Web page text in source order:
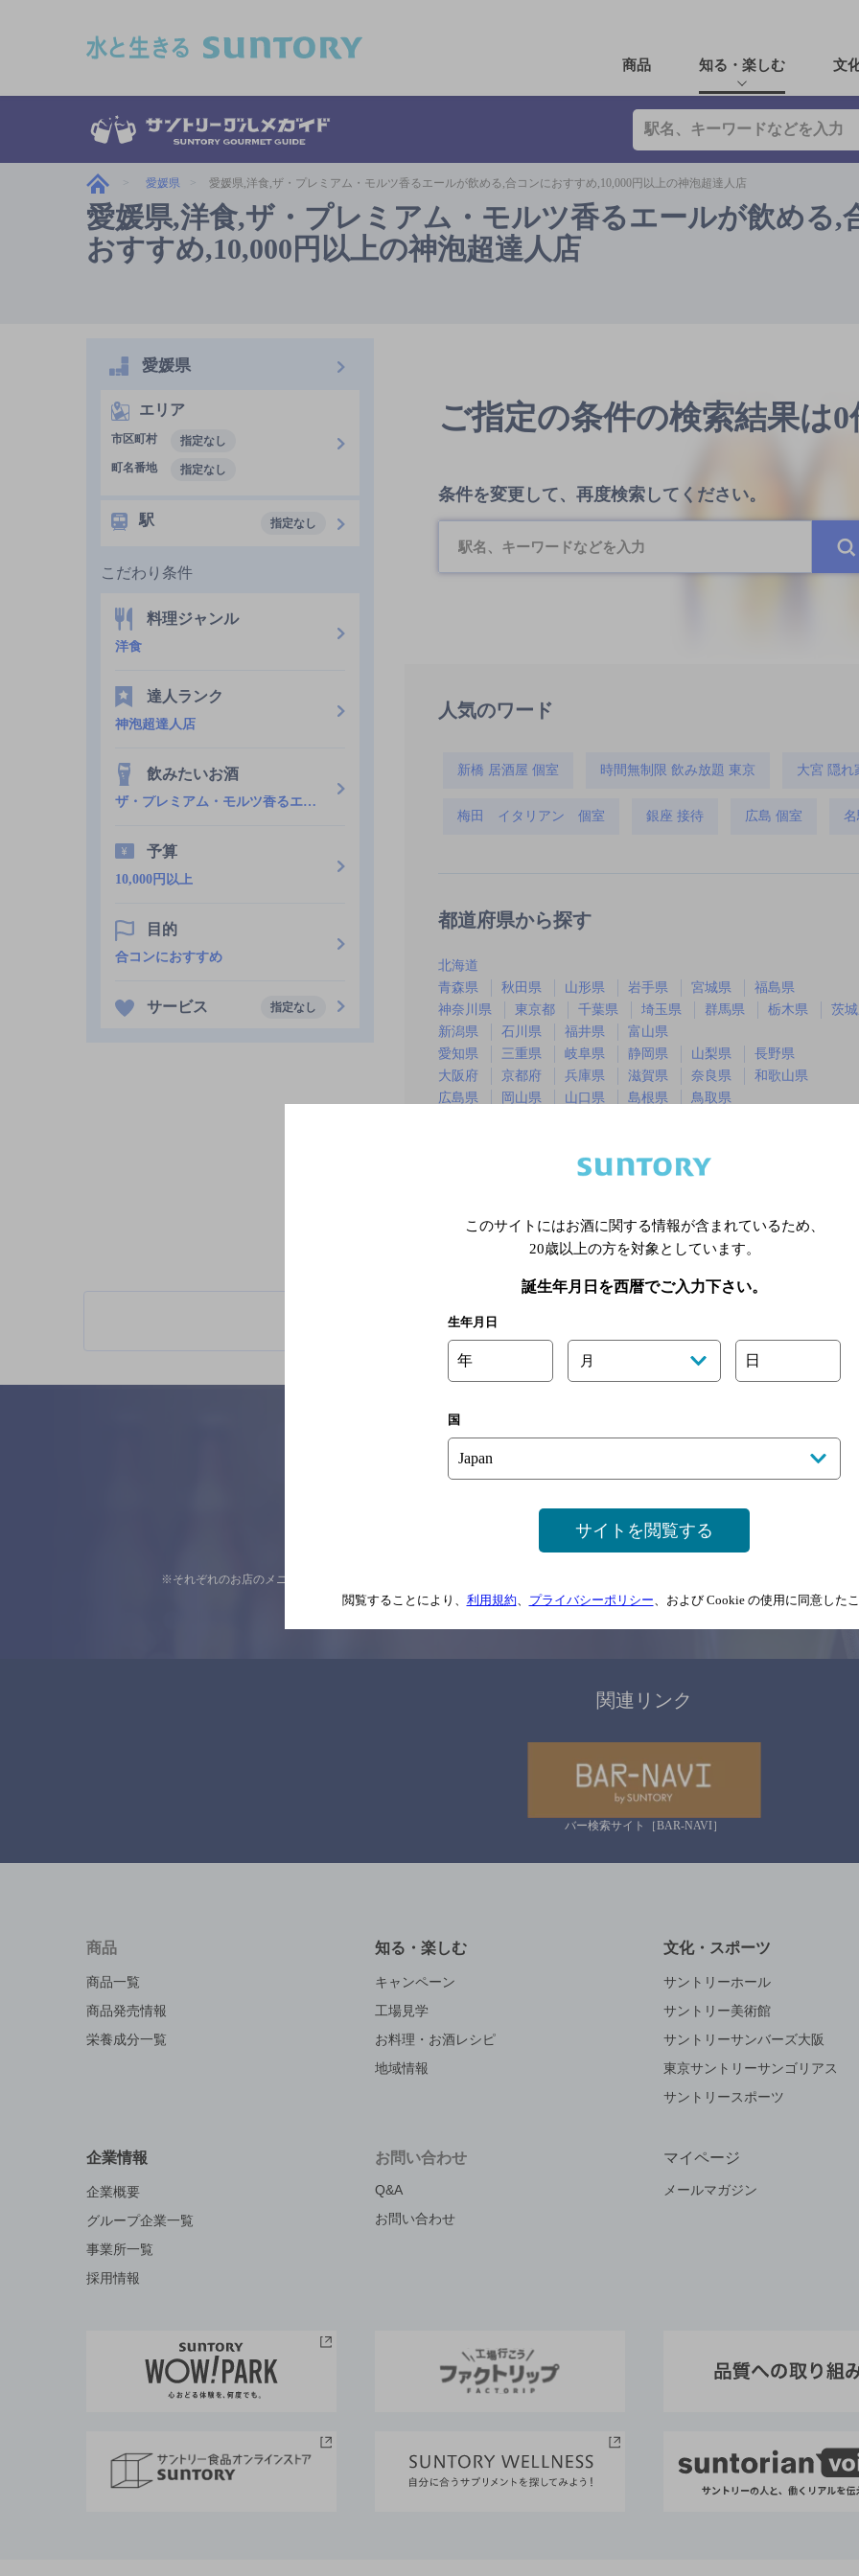
商品 知る・楽しむ 文
愛媛県 愛媛県,洋食,ザ・プレミアム・モルツ香るエールが飲める,合コンにおすすめ,10,000円以上の神泡超達人店
愛媛県,洋食,ザ・プレミアム・モルツ香るエールが飲める,
おすすめ,10,000円以上の神泡超達人店
ご指定の条件の検索結果は0
条件を変更して、再度検索してください。
人気のワード
新橋 居酒屋 個室 時間無制限 飲み放題 東京 大宮 隠れ
梅田 イタリアン 個室 銀座 接待 広島 個室
都道府県から探す
北海道
青森県
秋田県 山形県 岩手県 宮城県
福島県
神奈川県
東京都 千葉県 埼玉県 群馬県 栃木県
茨
新潟県
石川県 福井県
富山県
愛知県
三重県 岐阜県 静岡県 山梨県
長野県
大阪府
京都府 兵庫県 滋賀県 奈良県
和歌山県
広島県
岡山県 山口県 島根県
鳥取県
※店舗によりハイボール取り扱い銘
愛媛県
エリア
市区町村
指定なし
町名番地
指定なし
駅 指定なし
こだわり条件
料理ジャンル
洋食
達人ランク
神泡超達人店
飲みたいお酒
ザ・プレミアム・モルツ香るエール
予算
10,000円以上
目的
合コンにおすすめ
サービス 指定なし
ご意見・ご感想
※それぞれのお店のメニューや営業時間などの掲載情報については、 念のためお店にご確
関連リンク
バー検索サイト［BAR-NAVI］
商品
商品一覧
商品発売情報
栄養成分一覧
知る・楽しむ
キャンペーン
工場見学
お料理・お酒レシピ
地域情報
文化・スポーツ
サントリーホール
サントリー美術館
サントリーサンバーズ大阪
東京サントリーサンゴリアス
サントリースポーツ
企業情報
企業概要
グループ企業一覧
事業所一覧
採用情報
お問い合わせ
Q&A
お問い合わせ
マイページ
メールマガジン
このサイトにはお酒に関する情報が含まれているため、
20歳以上の方を対象としています。
誕生年月日を西暦でご入力下さい。
生年月日
年 月 日
国
サイトを閲覧する
閲覧することにより、 利用規約、 プライバシーポリシー、および Cookie の使用に同意した